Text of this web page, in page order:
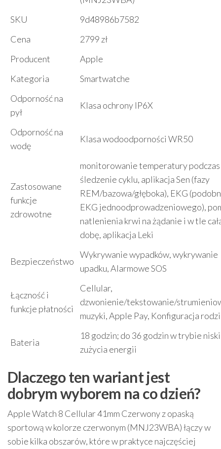
SKU
9d48986b7582
Cena
2799 zł
Producent
Apple
Kategoria
Smartwatche
Odporność na
pył
Klasa ochrony IP6X
Odporność na
wodę
Klasa wodoodporności WR50
Zastosowane
funkcje
zdrowotne
monitorowanie temperatury podczas
śledzenie cyklu, aplikacja Sen (fazy
REM/bazowa/głęboka), EKG
EKG jednoodprowadzeniowego),
natlenienia krwi na żądanie i w tle
dobę, aplikacja Leki
Bezpieczeństwo
Wykrywanie wypadków, wykrywanie
upadku, Alarmowe SOS
Łączność i
funkcje płatności
Cellular,
dzwonienie/tekstowanie/
muzyki, Apple Pay, Konfiguracja
Bateria
18 godzin; do 36 godzin w trybie
zużycia energii
Dlaczego ten wariant jest
dobrym wyborem na co dzień?
Apple Watch 8 Cellular 41mm Czerwony z opaską
sportową w kolorze czerwonym (MNJ23WBA) łączy w
sobie kilka obszarów, które w praktyce najczęściej